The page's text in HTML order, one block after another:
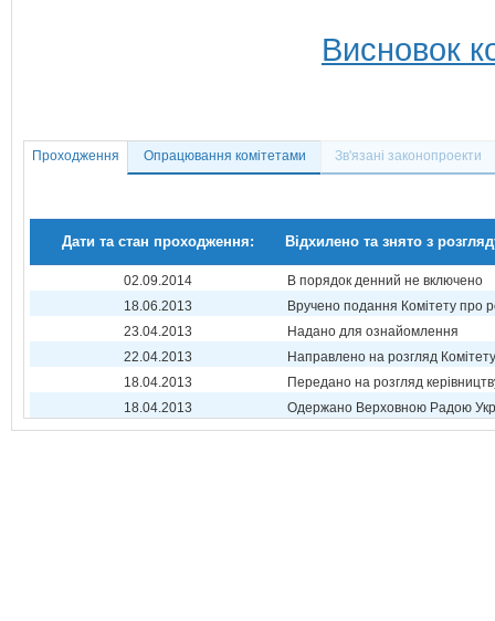
Висновок
Проходження Опрацювання комітетами Зв'язані законопроекти
Дати та стан проходження: Відхилено та знято з
02.09.2014
В порядок денний не включено
18.06.2013
Вручено подання Комітету про
23.04.2013
Надано для ознайомлення
22.04.2013
Направлено на розгляд Комітету
18.04.2013
Передано на розгляд
18.04.2013
Одержано Верховною Радою